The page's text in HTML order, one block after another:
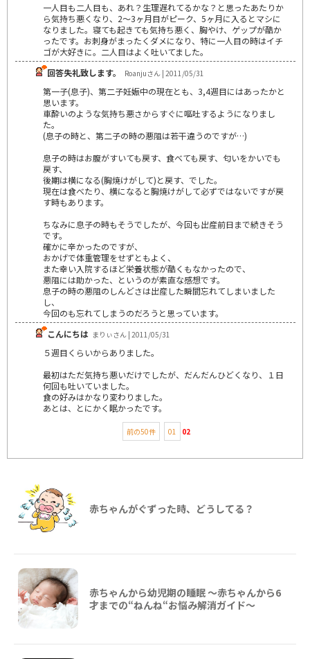
一人目も二人目も、あれ？生理遅れてるかな？と思ったあたりか
ら気持ち悪くなり、2～3ヶ月目がピーク、5ヶ月に入るとマシに
なりました。寝ても起きても気持ち悪く、胸やけ、ゲップが酷か
ったです。お刺身がまったくダメになり、特に一人目の時はイチ
ゴが大好きに。二人目はよく吐いてました。
回答失礼致します。
Roanjuさん | 2011/05/31
第一子(息子)、第二子妊娠中の現在とも、3,4週目にはあったかと
思います。
車酔いのような気持ち悪さからすぐに嘔吐するようになりまし
た。
(息子の時と、第二子の時の悪阻は若干違うのですが…)
息子の時はお腹がすいても戻す、食べても戻す、匂いをかいでも
戻す、
後期は横になる(胸焼けがして)と戻す、でした。
現在は食べたり、横になると胸焼けがして必ずではないですが戻
す時もあります。
ちなみに息子の時もそうでしたが、今回も出産前日まで続きそう
です。
確かに辛かったのですが、
おかげで体重管理をせずともよく、
また幸い入院するほど栄養状態が酷くもなかったので、
悪阻には助かった、というのが素直な感想です。
息子の時の悪阻のしんどさは出産した瞬間忘れてしまいました
し、
今回のも忘れてしまうのだろうと思っています。
こんにちは まりぃさん | 2011/05/31
５週目くらいからありました。
最初はただ気持ち悪いだけでしたが、だんだんひどくなり、１日
何回も吐いていました。
食の好みはかなり変わりました。
あとは、とにかく眠かったです。
前の50件 01 02
赤ちゃんがぐずった時、どうしてる？
赤ちゃんから幼児期の睡眠 ～赤ちゃんから6
才までの“ねんね“お悩み解消ガイド〜